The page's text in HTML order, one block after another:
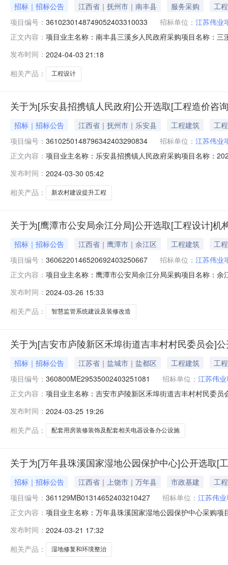
招标｜招标公告 江西省｜抚州市｜南丰县 服务采购
工程
项目编号： 3610230148749052403310033 招标单位： 江苏伟业
正文内容： 项目业主名称：南丰县三溪乡人民政府采购项目名称：
项目工程设计洽谈时间：3（个工作日）签订合同时间：
式：邀请直选+竞价直购企业：江苏伟
发布时间： 2024-04-03 21:18
相关产品：
工程设计
关于为[乐安县招携镇人民政府]公开选取[工程造价咨
招标｜招标公告 江西省｜抚州市｜乐安县 工程建筑
工程
项目编号： 3610250148796342403290834 招标单位： 江苏伟业
正文内容： 项目业主名称：乐安县招携镇人民政府采购项目名称：
民政府投资建设项目管理办法执行服务内容：结算评审
发布时间： 2024-03-30 05:42
相关产品：
新农村建设提升工程
关于为[鹰潭市公安局余江分局]公开选取[工程设计]机
招标｜招标公告 江西省｜鹰潭市｜余江区 工程建筑
工程
项目编号： 3606220146520692403250667 招标单位： 江苏伟业
正文内容： 项目业主名称：鹰潭市公安局余江分局采购项目名称：
率最高的机构。服务内容：余江区看守所智慧监管系统
工程造价的3%以内。洽谈时间
发布时间： 2024-03-26 15:33
相关产品：
智慧监管系统建设及装修改造
关于为[吉安市庐陵新区禾埠街道吉丰村村民委员会]
招标｜招标公告 江苏省｜盐城市｜盐都区 工程建筑
工程
项目编号： 360800ME29535002403251081 招标单位： 江苏伟
正文内容： 项目业主名称：吉安市庐陵新区禾埠街道吉丰村村民委
明：按省政府相关文件执行服务内容：结算评审洽谈时
发布时间： 2024-03-25 19:26
相关产品：
配套用房装修装饰及配套相关电器设备办公设施
关于为[万年县珠溪国家湿地公园保护中心]公开选取[
招标｜招标公告 江西省｜上饶市｜万年县 市政基建
工程
项目编号： 361129MB01314652403210427 招标单位： 江苏伟
正文内容： 项目业主名称：万年县珠溪国家湿地公园保护中心采购
额说明：按相关标准执行服务内容：招标代理选取洽谈
价直购企
发布时间： 2024-03-21 17:32
相关产品：
湿地修复和环境整治